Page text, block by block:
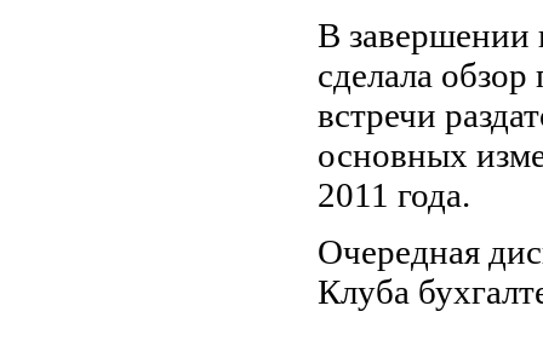
В завершении
сделала
встречи
основных
2011 года.
Очередная
Клуба